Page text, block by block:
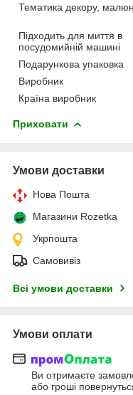
Тематика декору,
Підходить для миття в
посудомийній машині
Подарункова упаковка
Виробник
Країна виробник
Приховати
Умови доставки
Нова Пошта
Магазини Rozetka
Укрпошта
Самовивіз
Всі умови доставки
Умови оплати
Ви отримаєте
або гроші